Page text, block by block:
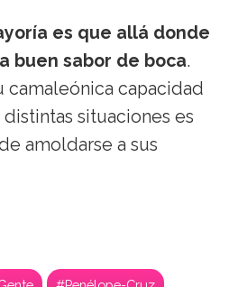
es que allá donde
buen sabor de boca.
camaleónica capacidad
distintas situaciones es
amoldarse a sus